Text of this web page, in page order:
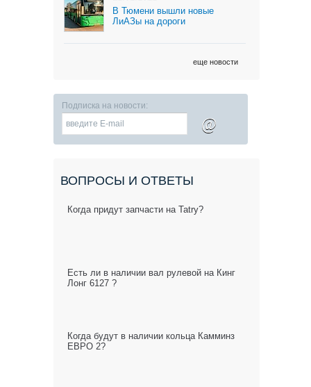
В Тюмени вышли новые
ЛиАЗы на дороги
еще новости
Подписка на новости:
@
ВОПРОСЫ И ОТВЕТЫ
Когда придут запчасти на Tatry?
Есть ли в наличии вал рулевой на Кинг
Лонг 6127 ?
Когда будут в наличии кольца Камминз
ЕВРО 2?